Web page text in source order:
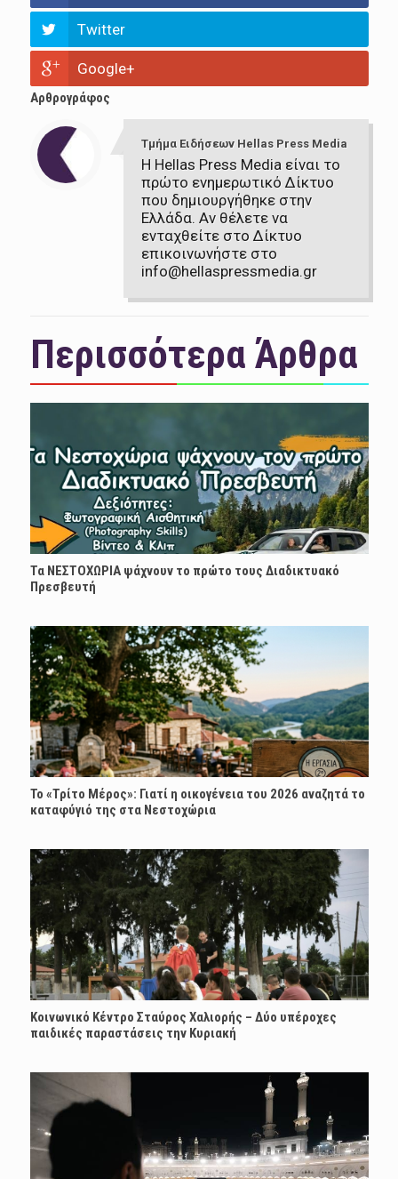
Twitter
Google+
Αρθρογράφος
Τμήμα Ειδήσεων Hellas Press Media
Η Hellas Press Media είναι το
πρώτο ενημερωτικό Δίκτυο
που δημιουργήθηκε στην
Ελλάδα. Αν θέλετε να
ενταχθείτε στο Δίκτυο
επικοινωνήστε στο
info@hellaspressmedia.gr
Περισσότερα Άρθρα
Τα ΝΕΣΤΟΧΩΡΙΑ ψάχνουν το πρώτο τους Διαδικτυακό
Πρεσβευτή
Το «Τρίτο Μέρος»: Γιατί η οικογένεια του 2026 αναζητά το
καταφύγιό της στα Νεστοχώρια
Κοινωνικό Κέντρο Σταύρος Χαλιορής – Δύο υπέροχες
παιδικές παραστάσεις την Κυριακή